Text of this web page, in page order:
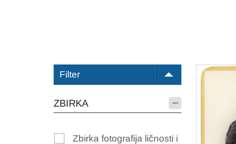
Filter
ZBIRKA
Zbirka fotografija ličnosti i